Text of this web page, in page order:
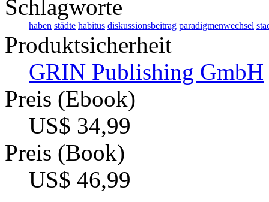
Schlagworte
haben städte habitus diskussionsbeitrag paradigmenwechsel
Produktsicherheit
GRIN Publishing GmbH
Preis (Ebook)
US$ 34,99
Preis (Book)
US$ 46,99